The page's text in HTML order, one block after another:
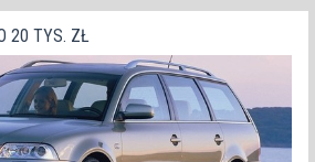
Ile trzeba będzie zapłacić za
wcielenie... »
20 TYS. ZŁ